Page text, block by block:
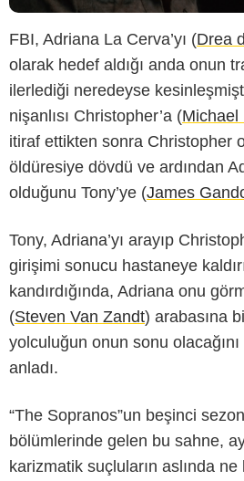
FBI, Adriana La Cerva’yı (Drea
olarak hedef aldığı anda onun
ilerlediği neredeyse
nişanlısı Christopher’a (Michael
itiraf ettikten sonra Christopher
öldüresiye dövdü ve ardından
olduğunu Tony’ye (James
Tony, Adriana’yı arayıp
girişimi sonucu hastaneye
kandırdığında, Adriana onu
(Steven Van Zandt) arabasına
yolculuğun onun sonu
anladı.
“The Sopranos”un beşinci
bölümlerinde gelen bu sahne,
karizmatik suçluların aslında ne